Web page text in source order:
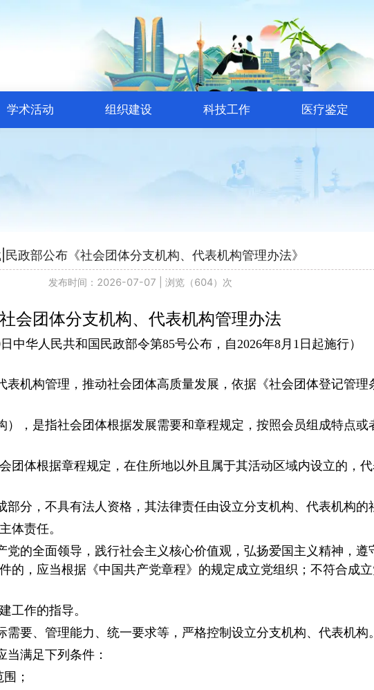
学术活动 组织建设 科技工作 医疗鉴定
民政部公布《社会团体分支机构、代表机构管理办法》
发布时间：2026-07-07 浏览（604）次
社会团体分支机构、代表机构管理办法
中华人民共和国民政部令第85号公布，自2026年8月1日起施行）
表机构管理，推动社会团体高质量发展，依据《社会团体登记管
，是指社会团体根据发展需要和章程规定，按照会员组成特点或
团体根据章程规定，在住所地以外且属于其活动区域内设立的，
分，不具有法人资格，其法律责任由设立分支机构、代表机构的
体责任。
党的全面领导，践行社会主义核心价值观，弘扬爱国主义精神，
的，应当根据《中国共产党章程》的规定成立党组织；不符合成
工作的指导。
要、管理能力、统一要求等，严格控制设立分支机构、代表机构。
满足下列条件：
；